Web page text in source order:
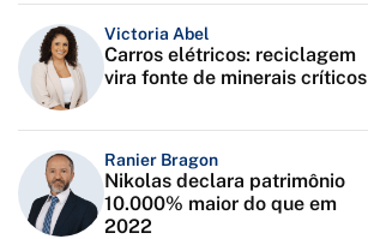
Victoria Abel
Carros elétricos: reciclagem
vira fonte de minerais críticos
Ranier Bragon
Nikolas declara patrimônio
10.000% maior do que em
2022